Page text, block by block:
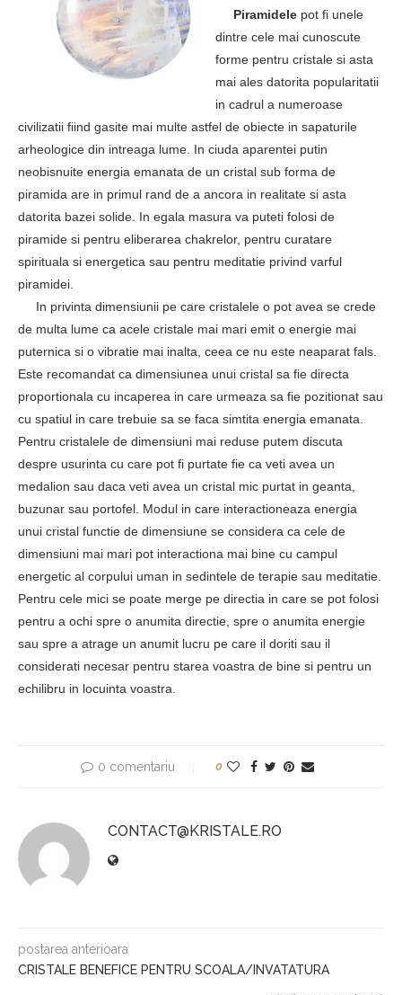
Piramidele pot fi unele
dintre cele mai cunoscute
forme pentru cristale si asta
mai ales datorita popularitatii
in cadrul a numeroase
civilizatii fiind gasite mai multe astfel de obiecte in sapaturile
arheologice din intreaga lume. In ciuda aparentei putin
neobisnuite energia emanata de un cristal sub forma de
piramida are in primul rand de a ancora in realitate si asta
datorita bazei solide. In egala masura va puteti folosi de
piramide si pentru eliberarea chakrelor, pentru curatare
spirituala si energetica sau pentru meditatie privind varful
piramidei.
In privinta dimensiunii pe care cristalele o pot avea se crede
de multa lume ca acele cristale mai mari emit o energie mai
puternica si o vibratie mai inalta, ceea ce nu este neaparat fals.
Este recomandat ca dimensiunea unui cristal sa fie directa
proportionala cu incaperea in care urmeaza sa fie pozitionat sau
cu spatiul in care trebuie sa se faca simtita energia emanata.
Pentru cristalele de dimensiuni mai reduse putem discuta
despre usurinta cu care pot fi purtate fie ca veti avea un
medalion sau daca veti avea un cristal mic purtat in geanta,
buzunar sau portofel. Modul in care interactioneaza energia
unui cristal functie de dimensiune se considera ca cele de
dimensiuni mai mari pot interactiona mai bine cu campul
energetic al corpului uman in sedintele de terapie sau meditatie.
Pentru cele mici se poate merge pe directia in care se pot folosi
pentru a ochi spre o anumita directie, spre o anumita energie
sau spre a atrage un anumit lucru pe care il doriti sau il
considerati necesar pentru starea voastra de bine si pentru un
echilibru in locuinta voastra.
0 comentariu 0
CONTACT@KRISTALE.RO
postarea anterioara
CRISTALE BENEFICE PENTRU SCOALA/INVATATURA